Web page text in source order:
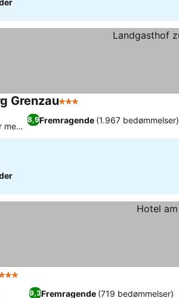
Grenzau3 Stjerner
8,9Fremragende (1.967 bedømmelser)
med
3 Stjerner
9,3Fremragende (719 bedømmelser)